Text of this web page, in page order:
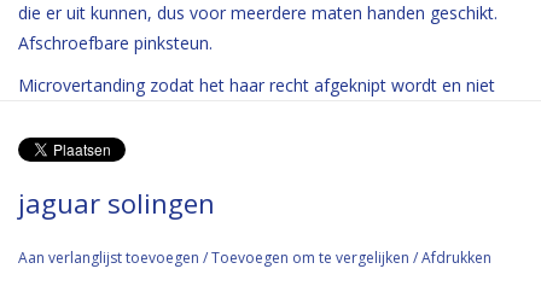
die er uit kunnen, dus voor meerdere maten handen geschikt.
Afschroefbare pinksteun.
Microvertanding zodat het haar recht afgeknipt wordt en niet
jaguar solingen
Aan verlanglijst toevoegen /Toevoegen om te vergelijken /Afdrukken